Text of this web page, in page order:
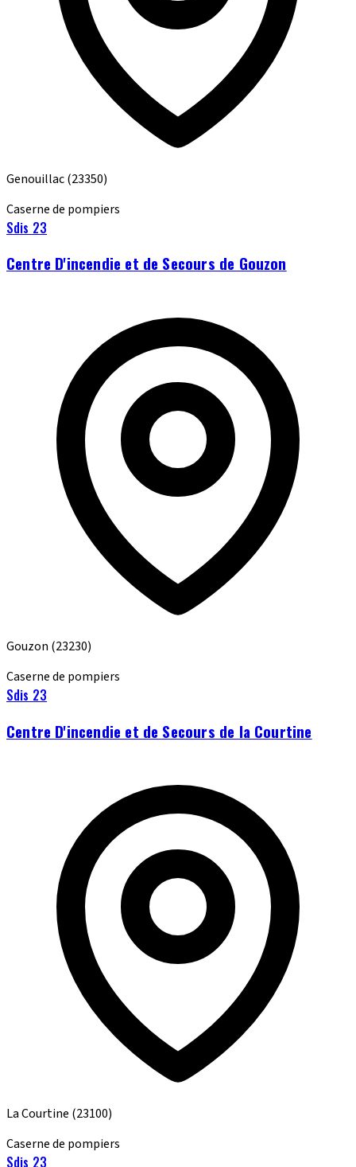
Genouillac(23350)
Caserne de pompiers
Sdis 23
Centre D'incendie et de Secours de Gouzon
Gouzon (23230)
Caserne de pompiers
Sdis 23
Centre D'incendie et de Secours de la Courtine
La Courtine (23100)
Caserne de pompiers
Sdis 23